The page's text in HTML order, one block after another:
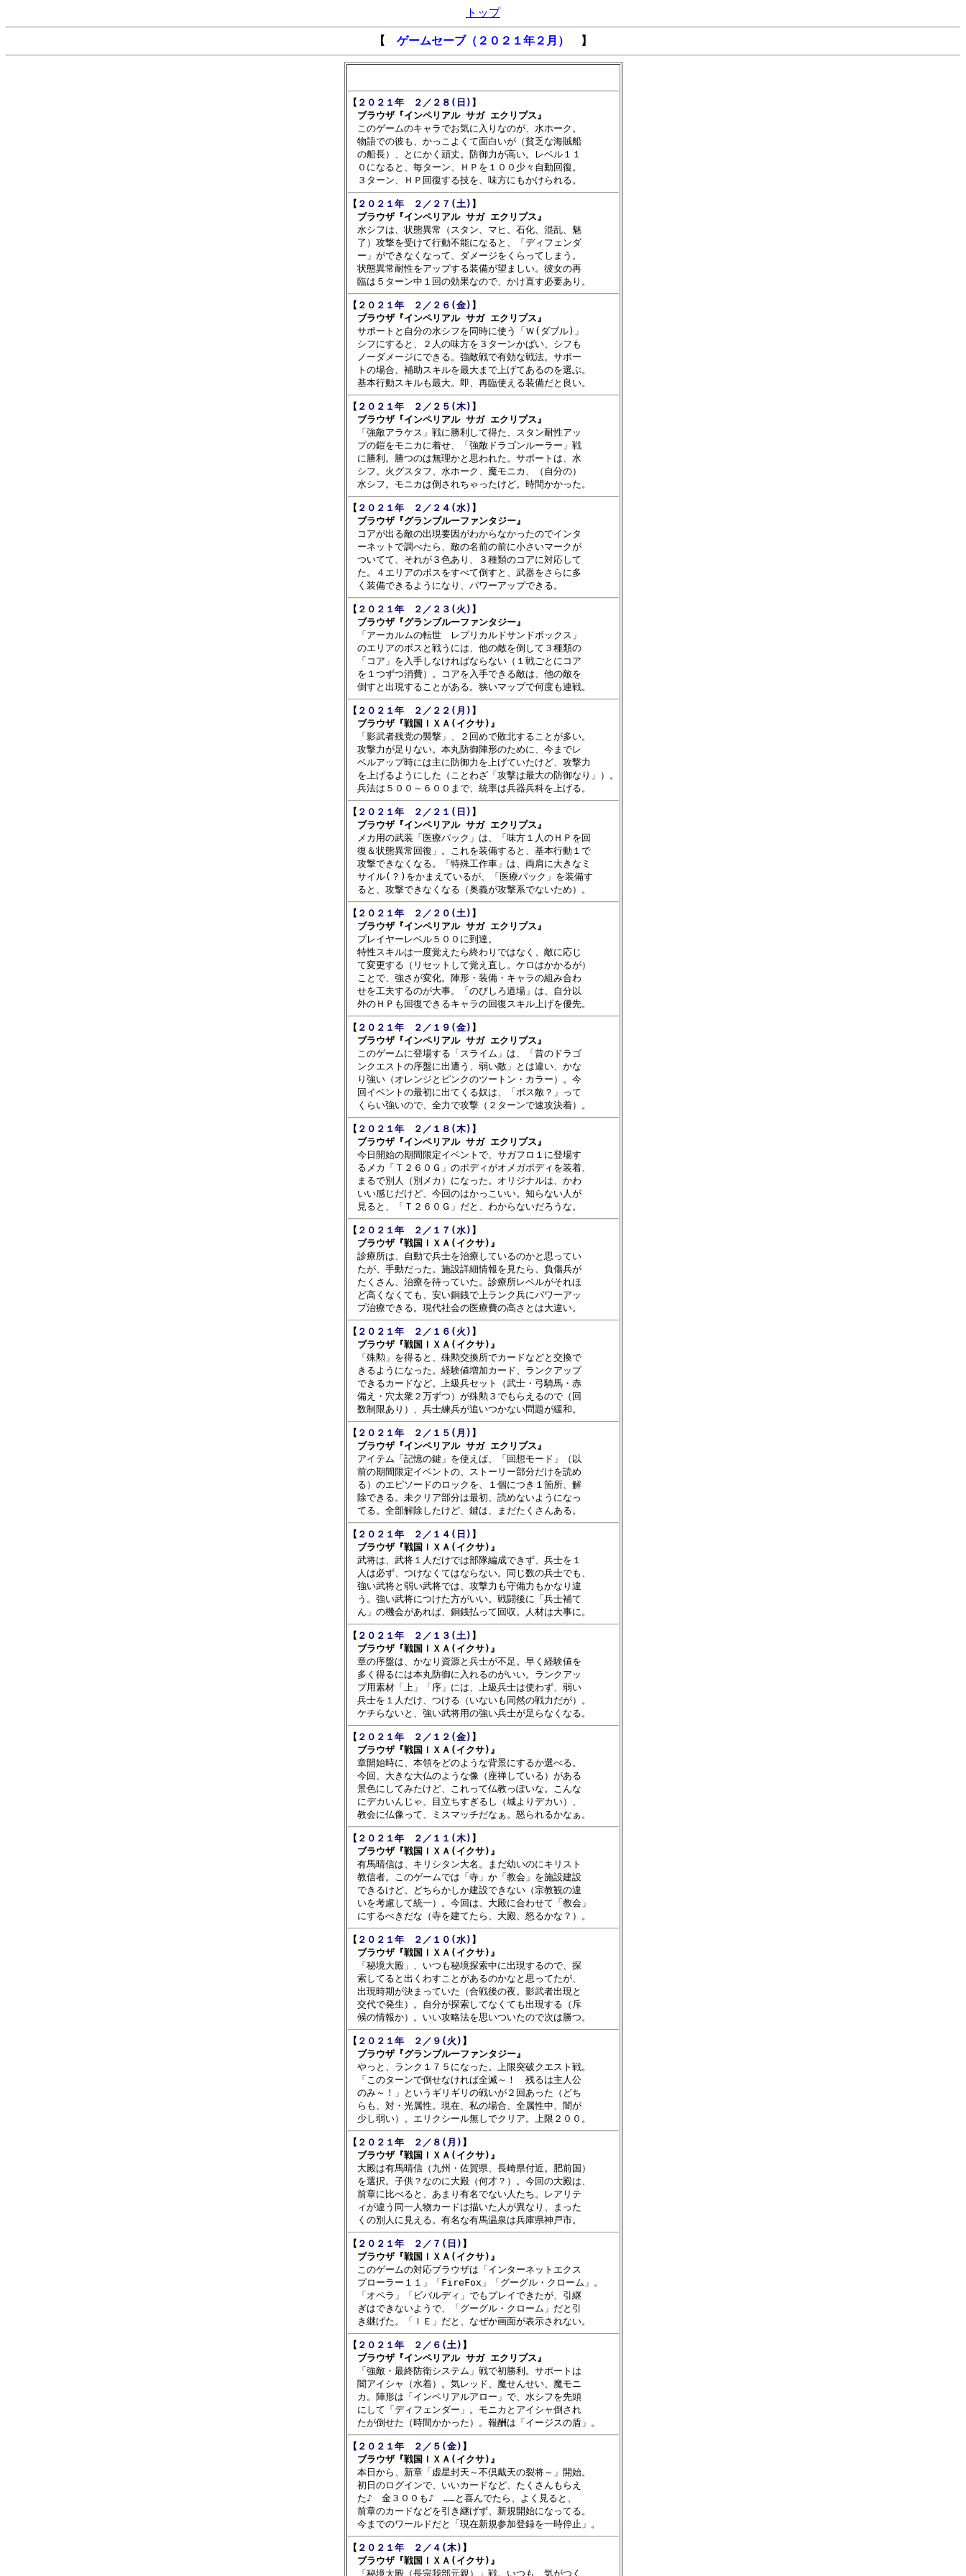
トップ
【 ゲームセーブ（２０２１年２月） 】
【 ２０２１年　２／２８(日) 】
ブラウザ『インペリアル サガ エクリプス』
このゲームのキャラでお気に入りなのが、水ホーク。
物語での彼も、かっこよくて面白いが（貧乏な海賊船
の船長）、とにかく頑丈。防御力が高い。レベル１１
０になると、毎ターン、ＨＰを１００少々自動回復。
【 ２０２１年　２／２７(土) 】
ブラウザ『インペリアル サガ エクリプス』
水シフは、状態異常（スタン、マヒ、石化、混乱、魅
了）攻撃を受けて行動不能になると、「ディフェンダ
ー」ができなくなって、ダメージをくらってしまう。
状態異常耐性をアップする装備が望ましい。彼女の再
【 ２０２１年　２／２６(金) 】
ブラウザ『インペリアル サガ エクリプス』
サポートと自分の水シフを同時に使う「Ｗ(ダブル)」
シフにすると、２人の味方を３ターンかばい、シフも
ノーダメージにできる。強敵戦で有効な戦法。サポー
トの場合、補助スキルを最大まで上げてあるのを選ぶ。
【 ２０２１年　２／２５(木) 】
ブラウザ『インペリアル サガ エクリプス』
「強敵アラケス」戦に勝利して得た、スタン耐性アッ
プの鎧をモニカに着せ、「強敵ドラゴンルーラー」戦
に勝利。勝つのは無理かと思われた。サポートは、水
シフ。火グスタフ、水ホーク、魔モニカ、（自分の）
【 ２０２１年　２／２４(水) 】
ブラウザ『グランブルーファンタジー』
コアが出る敵の出現要因がわからなかったのでインタ
ーネットで調べたら、敵の名前の前に小さいマークが
ついてて、それが３色あり、３種類のコアに対応して
た。４エリアのボスをすべて倒すと、武器をさらに多
【 ２０２１年　２／２３(火) 】
ブラウザ『グランブルーファンタジー』
「アーカルムの転世　レプリカルドサンドボックス」
のエリアのボスと戦うには、他の敵を倒して３種類の
「コア」を入手しなければならない（１戦ごとにコア
を１つずつ消費）。コアを入手できる敵は、他の敵を
【 ２０２１年　２／２２(月) 】
ブラウザ『戦国ＩＸＡ(イクサ)』
「影武者残党の襲撃」、２回めで敗北することが多い。
攻撃力が足りない。本丸防御陣形のために、今までレ
ベルアップ時には主に防御力を上げていたけど、攻撃力
を上げるようにした（ことわざ「攻撃は最大の防御なり」）。
【 ２０２１年　２／２１(日) 】
ブラウザ『インペリアル サガ エクリプス』
メカ用の武装「医療パック」は、「味方１人のＨＰを回
復＆状態異常回復」。これを装備すると、基本行動１で
攻撃できなくなる。「特殊工作車」は、両肩に大きなミ
サイル(？)をかまえているが、「医療パック」を装備す
【 ２０２１年　２／２０(土) 】
ブラウザ『インペリアル サガ エクリプス』
プレイヤーレベル５００に到達。
特性スキルは一度覚えたら終わりではなく、敵に応じ
て変更する（リセットして覚え直し。ケロはかかるが）
ことで、強さが変化。陣形・装備・キャラの組み合わ
せを工夫するのが大事。「のびしろ道場」は、自分以
【 ２０２１年　２／１９(金) 】
ブラウザ『インペリアル サガ エクリプス』
このゲームに登場する「スライム」は、「昔のドラゴ
ンクエストの序盤に出遭う、弱い敵」とは違い、かな
り強い（オレンジとピンクのツートン・カラー）。今
回イベントの最初に出てくる奴は、「ボス敵？」って
【 ２０２１年　２／１８(木) 】
ブラウザ『インペリアル サガ エクリプス』
今日開始の期間限定イベントで、サガフロ１に登場す
るメカ「Ｔ２６０Ｇ」のボディがオメガボディを装着、
まるで別人（別メカ）になった。オリジナルは、かわ
いい感じだけど、今回のはかっこいい。知らない人が
【 ２０２１年　２／１７(水) 】
ブラウザ『戦国ＩＸＡ(イクサ)』
診療所は、自動で兵士を治療しているのかと思ってい
たが、手動だった。施設詳細情報を見たら、負傷兵が
たくさん、治療を待っていた。診療所レベルがそれほ
ど高くなくても、安い銅銭で上ランク兵にパワーアッ
【 ２０２１年　２／１６(火) 】
ブラウザ『戦国ＩＸＡ(イクサ)』
「殊勲」を得ると、殊勲交換所でカードなどと交換で
きるようになった。経験値増加カード、ランクアップ
できるカードなど。上級兵セット（武士・弓騎馬・赤
備え・穴太衆２万ずつ）が殊勲３でもらえるので（回
【 ２０２１年　２／１５(月) 】
ブラウザ『インペリアル サガ エクリプス』
アイテム「記憶の鍵」を使えば、「回想モード」（以
前の期間限定イベントの、ストーリー部分だけを読め
る）のエピソードのロックを、１個につき１箇所、解
除できる。未クリア部分は最初、読めないようになっ
【 ２０２１年　２／１４(日) 】
ブラウザ『戦国ＩＸＡ(イクサ)』
武将は、武将１人だけでは部隊編成できず、兵士を１
人は必ず、つけなくてはならない。同じ数の兵士でも、
強い武将と弱い武将では、攻撃力も守備力もかなり違
う。強い武将につけた方がいい。戦闘後に「兵士補て
【 ２０２１年　２／１３(土) 】
ブラウザ『戦国ＩＸＡ(イクサ)』
章の序盤は、かなり資源と兵士が不足。早く経験値を
多く得るには本丸防御に入れるのがいい。ランクアッ
プ用素材「上」「序」には、上級兵士は使わず、弱い
兵士を１人だけ、つける（いないも同然の戦力だが）。
【 ２０２１年　２／１２(金) 】
ブラウザ『戦国ＩＸＡ(イクサ)』
章開始時に、本領をどのような背景にするか選べる。
今回、大きな大仏のような像（座禅している）がある
景色にしてみたけど、これって仏教っぽいな。こんな
にデカいんじゃ、目立ちすぎるし（城よりデカい）、
【 ２０２１年　２／１１(木) 】
ブラウザ『戦国ＩＸＡ(イクサ)』
有馬晴信は、キリシタン大名。まだ幼いのにキリスト
教信者。このゲームでは「寺」か「教会」を施設建設
できるけど、どちらかしか建設できない（宗教観の違
いを考慮して統一）。今回は、大殿に合わせて「教会」
【 ２０２１年　２／１０(水) 】
ブラウザ『戦国ＩＸＡ(イクサ)』
「秘境大殿」、いつも秘境探索中に出現するので、探
索してると出くわすことがあるのかなと思ってたが、
出現時期が決まっていた（合戦後の夜。影武者出現と
交代で発生）。自分が探索してなくても出現する（斥
【 ２０２１年　２／９(火) 】
ブラウザ『グランブルーファンタジー』
やっと、ランク１７５になった。上限突破クエスト戦。
「このターンで倒せなければ全滅～！　残るは主人公
のみ～！」というギリギリの戦いが２回あった（どち
らも、対・光属性。現在、私の場合、全属性中、闇が
【 ２０２１年　２／８(月) 】
ブラウザ『戦国ＩＸＡ(イクサ)』
大殿は有馬晴信（九州・佐賀県、長崎県付近。肥前国）
を選択。子供？なのに大殿（何才？）。今回の大殿は、
前章に比べると、あまり有名でない人たち。レアリテ
ィが違う同一人物カードは描いた人が異なり、まった
【 ２０２１年　２／７(日) 】
ブラウザ『戦国ＩＸＡ(イクサ)』
このゲームの対応ブラウザは「インターネットエクス
プローラー１１」「FireFox」「グーグル・クローム」。
「オペラ」「ビバルディ」でもプレイできたが、引継
ぎはできないようで、「グーグル・クローム」だと引
【 ２０２１年　２／６(土) 】
ブラウザ『インペリアル サガ エクリプス』
「強敵・最終防衛システム」戦で初勝利。サポートは
闇アイシャ（水着）。気レッド、魔せんせい、魔モニ
カ。陣形は「インペリアルアロー」で、水シフを先頭
にして「ディフェンダー」。モニカとアイシャ倒され
【 ２０２１年　２／５(金) 】
ブラウザ『戦国ＩＸＡ(イクサ)』
本日から、新章「虚星封天～不倶戴天の裂将～」開始。
初日のログインで、いいカードなど、たくさんもらえ
た♪　金３００も♪　……と喜んでたら、よく見ると、
前章のカードなどを引き継げず、新規開始になってる。
【 ２０２１年　２／４(木) 】
ブラウザ『戦国ＩＸＡ(イクサ)』
「秘境大殿（長宗我部元親）」戦。いつも、気がつく